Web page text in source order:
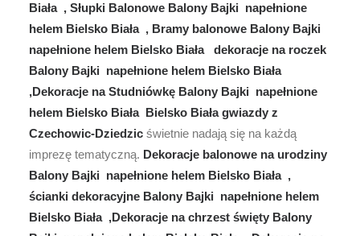
Biała , Słupki Balonowe Balony Bajki napełnione
helem Bielsko Biała , Bramy balonowe Balony Bajki
napełnione helem Bielsko Biała dekoracje na roczek
Balony Bajki napełnione helem Bielsko Biała
,Dekoracje na Studniówkę Balony Bajki napełnione
helem Bielsko Biała Bielsko Biała gwiazdy z
Czechowic-Dziedzic świetnie nadają się na każdą
imprezę tematyczną. Dekoracje balonowe na urodziny
Balony Bajki napełnione helem Bielsko Biała ,
ścianki dekoracyjne Balony Bajki napełnione helem
Bielsko Biała ,Dekoracje na chrzest święty Balony